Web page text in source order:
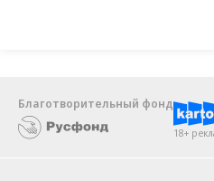
Благотворительный фонд
18+